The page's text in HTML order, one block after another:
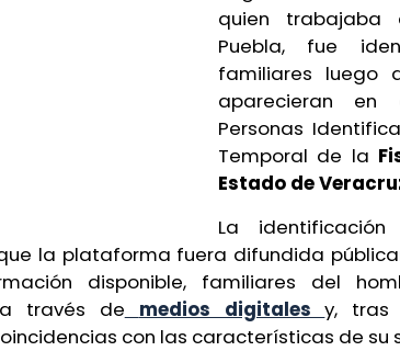
quien
Puebla, fue
familiares luego
aparecieran en
Personas
Temporal de la
Estado de
La
la plataforma fuera difundida
disponible, familiares del
través de
medios digitalesy, tras
con las características de su